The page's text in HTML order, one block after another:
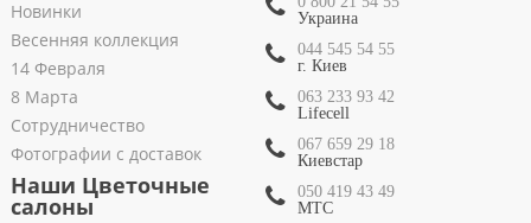
Новинки
Весенняя коллекция
14 Февраля
8 Марта
Сотрудничество
Фотографии с доставок
Наши Цветочные
салоны
Украина
044 545 54 55
г. Киев
063 233 93 42
Lifecell
067 659 29 18
Киевстар
050 419 43 49
МТС